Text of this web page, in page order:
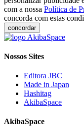
com a nossa Política de
concorda com estas
concordar
Nossos Sites
Editora JBC
Made in Japan
Hashitag
AkibaSpace
AkibaSpace